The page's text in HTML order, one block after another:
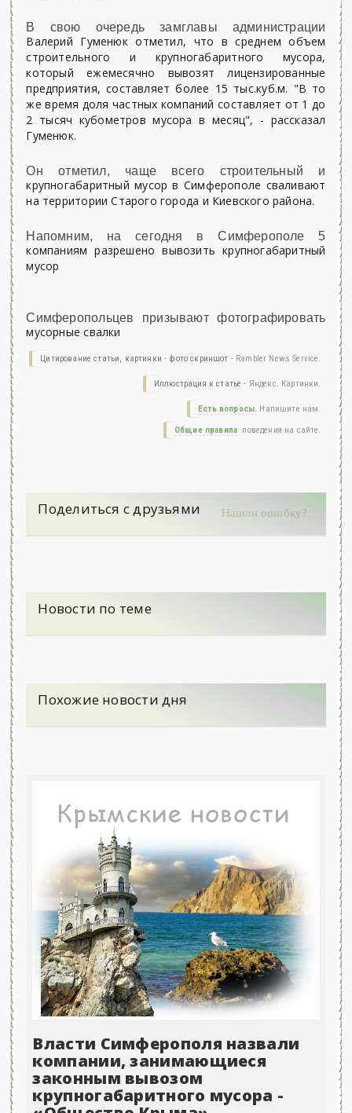
В свою очередь замглавы администрации
Валерий Гуменюк отметил, что в среднем объем
строительного и крупногабаритного мусора,
который ежемесячно вывозят лицензированные
предприятия, составляет более 15 тыс.куб.м. "В то
же время доля частных компаний составляет от 1 до
2 тысяч кубометров мусора в месяц", - рассказал
Гуменюк.
Он отметил, чаще всего строительный и
крупногабаритный мусор в Симферополе сваливают
на территории Старого города и Киевского района.
Напомним, на сегодня в Симферополе 5
компаниям разрешено вывозить крупногабаритный
мусор
Симферопольцев призывают фотографировать
мусорные свалки
Цитирование статьи, картинки - фото скриншот - Rambler News Service.
Иллюстрация к статье - Яндекс. Картинки.
Есть вопросы. Напишите нам.
Общие правила поведения на сайте.
Поделиться с друзьями Нашли ошибку?
Новости по теме
Похожие новости дня
Власти Симферополя назвали
компании, занимающиеся
законным вывозом
крупногабаритного мусора -